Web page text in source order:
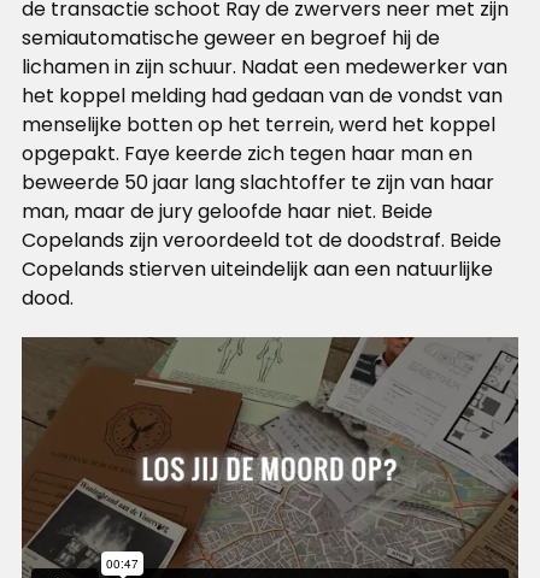
de transactie schoot Ray de zwervers neer met zijn
semiautomatische geweer en begroef hij de
lichamen in zijn schuur. Nadat een medewerker van
het koppel melding had gedaan van de vondst van
menselijke botten op het terrein, werd het koppel
opgepakt. Faye keerde zich tegen haar man en
beweerde 50 jaar lang slachtoffer te zijn van haar
man, maar de jury geloofde haar niet. Beide
Copelands zijn veroordeeld tot de doodstraf. Beide
Copelands stierven uiteindelijk aan een natuurlijke
dood.